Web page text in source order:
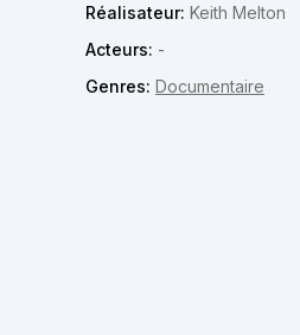
Réalisateur: Keith Melton
Acteurs: -
Genres: Documentaire